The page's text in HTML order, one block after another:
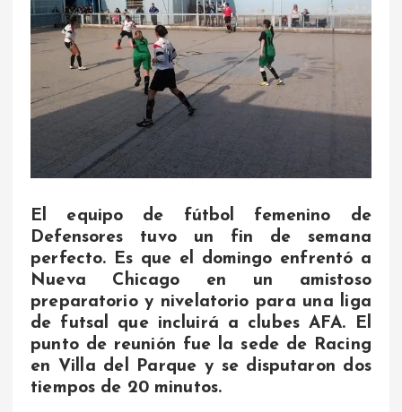
El equipo de fútbol femenino de
Defensores tuvo un fin de semana
perfecto. Es que el domingo enfrentó a
Nueva Chicago en un amistoso
preparatorio y nivelatorio para una liga
de futsal que incluirá a clubes AFA. El
punto de reunión fue la sede de Racing
en Villa del Parque y se disputaron dos
tiempos de 20 minutos.